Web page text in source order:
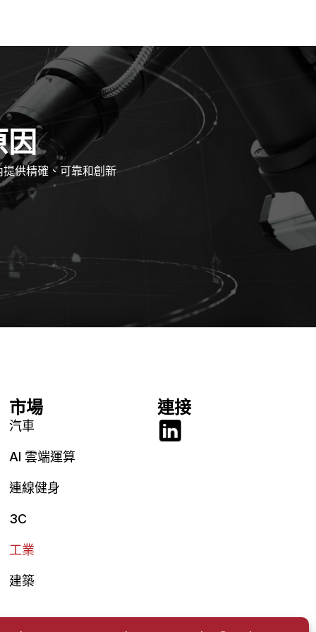
因
供精確、可靠和創新
市場
汽車
AI 雲端運算
連線健身
3C
工業
建築
連接